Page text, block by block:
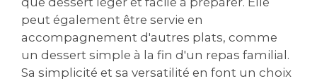
peut également être servie en
accompagnement d'autres plats‚ comme
un dessert simple à la fin d'un repas familial.
Sa simplicité et sa versatilité en font un choix